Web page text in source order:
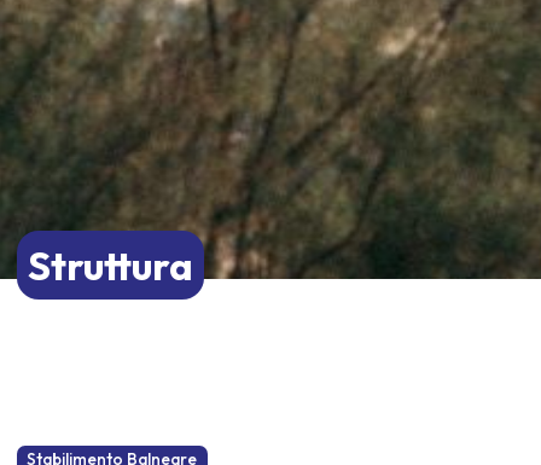
Struttura
Stabilimento Balneare